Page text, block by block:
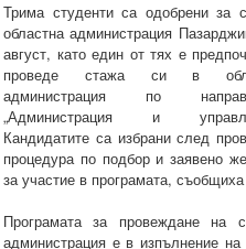
Трима студенти са одобрени за
областна администрация
август, като един от тях е
проведе стажа си в
администрация по
„Администрация и
Кандидатите са избрани след
процедура по подбор и заявено
за участие в програмата,
Програмата за провеждане на
администрация е в изпълнение на